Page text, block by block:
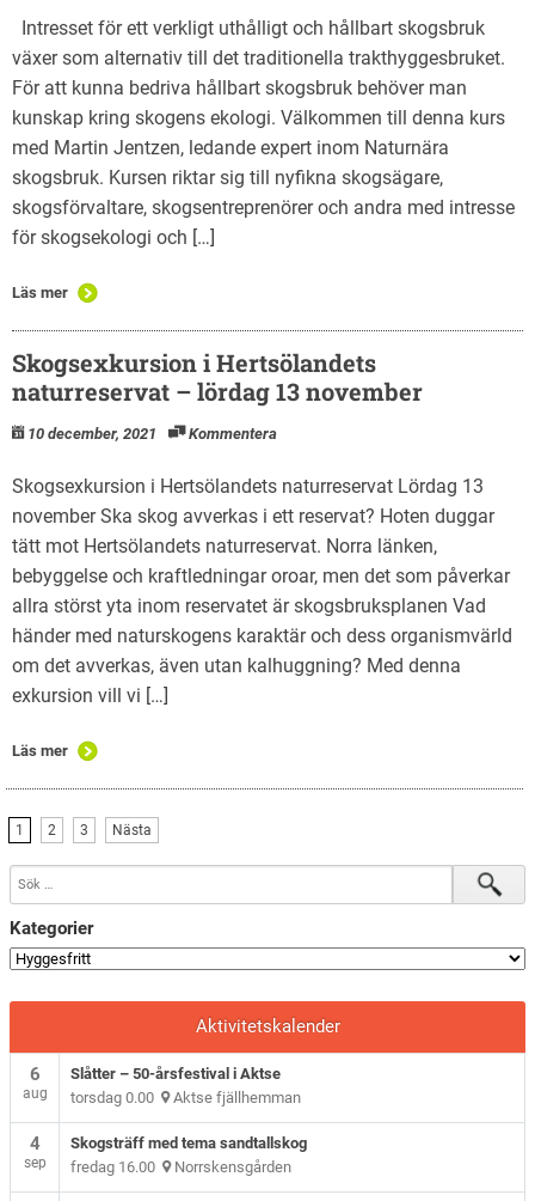
Intresset för ett verkligt uthålligt och hållbart skogsbruk
växer som alternativ till det traditionella trakthyggesbruket.
För att kunna bedriva hållbart skogsbruk behöver man
kunskap kring skogens ekologi. Välkommen till denna kurs
med Martin Jentzen, ledande expert inom Naturnära
skogsbruk. Kursen riktar sig till nyfikna skogsägare,
skogsförvaltare, skogsentreprenörer och andra med intresse
för skogsekologi och […]
Läs mer
Skogsexkursion i Hertsölandets
naturreservat – lördag 13 november
10 december, 2021 Kommentera
Skogsexkursion i Hertsölandets naturreservat Lördag 13
november Ska skog avverkas i ett reservat? Hoten duggar
tätt mot Hertsölandets naturreservat. Norra länken,
bebyggelse och kraftledningar oroar, men det som påverkar
allra störst yta inom reservatet är skogsbruksplanen Vad
händer med naturskogens karaktär och dess organismvärld
om det avverkas, även utan kalhuggning? Med denna
exkursion vill vi […]
Läs mer
1 2 3 Nästa
Kategorier
Aktivitetskalender
6
aug
Slåtter – 50-årsfestival i Aktse
torsdag 0.00 Aktse fjällhemman
4
sep
Skogsträff med tema sandtallskog
fredag 16.00 Norrskensgården